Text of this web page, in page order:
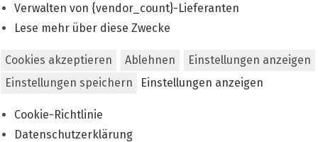
Verwalten von {vendor_count}-Lieferanten
Lese mehr über diese Zwecke
Cookies akzeptieren Ablehnen
Einstellungen anzeigen
Einstellungen speichern
Einstellungen anzeigen
Cookie-Richtlinie
Datenschutzerklärung